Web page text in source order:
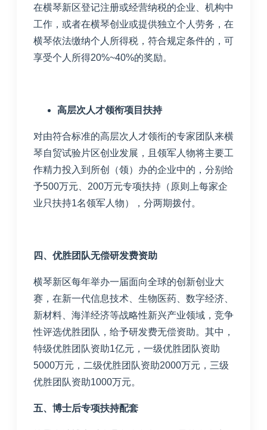
在横琴新区登记注册或经营纳税的企业、机构中
工作，或者在横琴创业或提供独立个人劳务，在
横琴依法缴纳个人所得税，符合规定条件的，可
享受个人所得20%~40%的奖励。
高层次人才领衔项目扶持
对由符合标准的高层次人才领衔的专家团队来横
琴自贸试验片区创业发展，且领军人物将主要工
作精力投入到所创（领）办的企业中的，分别给
予500万元、 200万元专项扶持（原则上每家企
业只扶持1名领军人物），分两期拨付。
四、优胜团队无偿研发费资助
横琴新区每年举办一届面向全球的创新创业大
赛，在新一代信息技术、生物医药、数字经济、
新材料、海洋经济等战略性新兴产业领域，竞争
性评选优胜团队，给予研发费无偿资助。其中，
特级优胜团队资助1亿元，一级优胜团队资助
5000万元，二级优胜团队资助2000万元，三级
优胜团队资助1000万元。
五、博士后专项扶持配套